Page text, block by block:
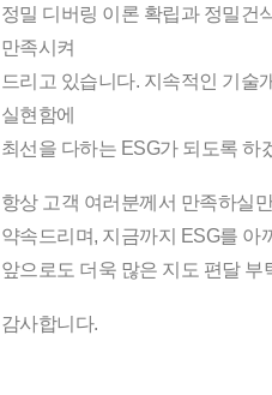
정밀 디버링 이론 확립과 정밀건
만족시켜
드리고 있습니다. 지속적인 기술
실현함에
최선을 다하는 ESG가 되도록 하
항상 고객 여러분께서 만족하실
약속드리며, 지금까지 ESG를 아
앞으로도 더욱 많은 지도 편달 부
감사합니다.